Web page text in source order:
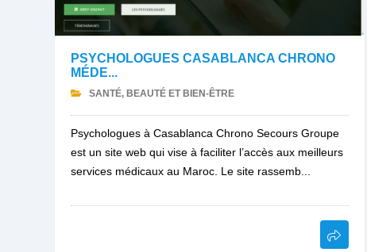
PSYCHOLOGUES CASABLANCA CHRONO
MÉDE...
SANTÉ, BEAUTÉ ET BIEN-ÊTRE
Psychologues à Casablanca Chrono Secours Groupe
est un site web qui vise à faciliter l’accès aux meilleurs
services médicaux au Maroc. Le site rassemb...